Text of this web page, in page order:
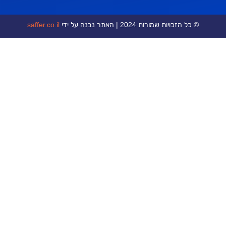
שמורות 2024 | האתר נבנה על ידי saffer.co.il